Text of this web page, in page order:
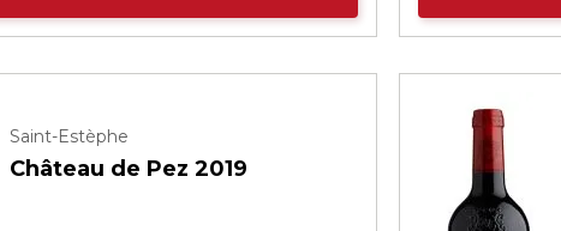
Saint-Estèphe
Château de Pez 2019